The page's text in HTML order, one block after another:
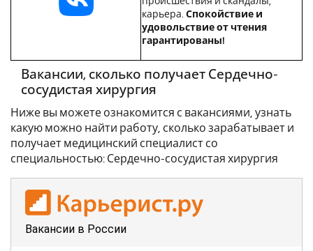
карьера. Спокойствие и
удовольствие от чтения
гарантированы!
Вакансии, сколько получает Сердечно-
сосудистая хирургия
Ниже вы можете ознакомится с вакансиями, узнать
какую можно найти работу, сколько зарабатывает и
получает медицинский специалист со
специальностью: Сердечно-сосудистая хирургия
Вакансии в России